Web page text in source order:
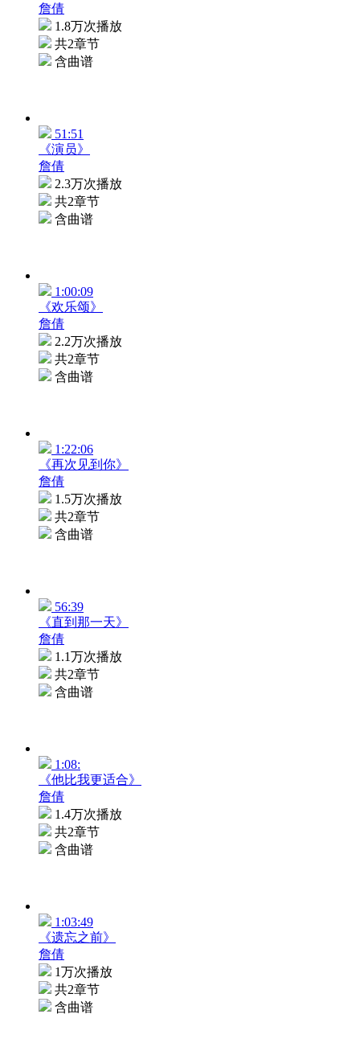
詹倩
1.8万次播放
共2章节
含曲谱
51:51
《演员》
詹倩
2.3万次播放
共2章节
含曲谱
1:00:09
《欢乐颂》
詹倩
2.2万次播放
共2章节
含曲谱
1:22:06
《再次见到你》
詹倩
1.5万次播放
共2章节
含曲谱
56:39
《直到那一天》
詹倩
1.1万次播放
共2章节
含曲谱
1:08:
《他比我更适合》
詹倩
1.4万次播放
共2章节
含曲谱
1:03:49
《遗忘之前》
詹倩
1万次播放
共2章节
含曲谱